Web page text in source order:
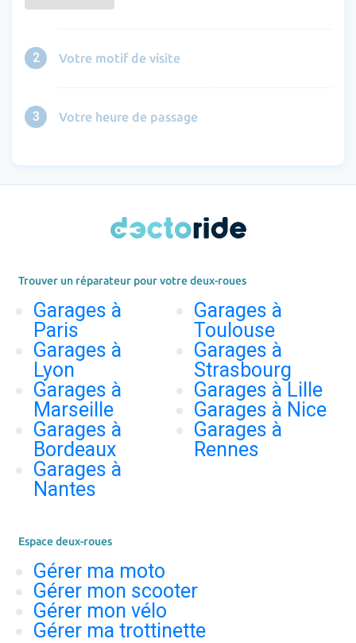
2 Votre motif de visite
3 Votre heure de passage
Trouver un réparateur pour votre deux-roues
Garages à
Paris
Garages à
Lyon
Garages à
Marseille
Garages à
Bordeaux
Garages à
Nantes
Garages à
Toulouse
Garages à
Strasbourg
Garages à Lille
Garages à Nice
Garages à
Rennes
Espace deux-roues
Gérer ma moto
Gérer mon scooter
Gérer mon vélo
Gérer ma trottinette